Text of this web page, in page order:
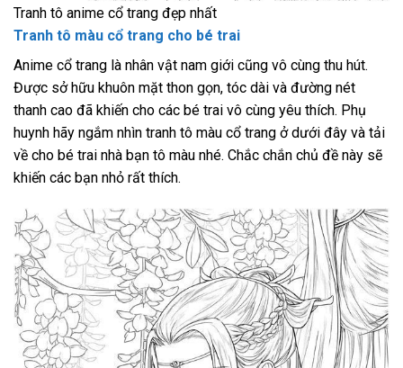
Tranh tô anime cổ trang đẹp nhất
Tranh tô màu cổ trang cho bé trai
Anime cổ trang là nhân vật nam giới cũng vô cùng thu hút.
Được sở hữu khuôn mặt thon gọn, tóc dài và đường nét
thanh cao đã khiến cho các bé trai vô cùng yêu thích. Phụ
huynh hãy ngắm nhìn tranh tô màu cổ trang ở dưới đây và tải
về cho bé trai nhà bạn tô màu nhé. Chắc chắn chủ đề này sẽ
khiến các bạn nhỏ rất thích.